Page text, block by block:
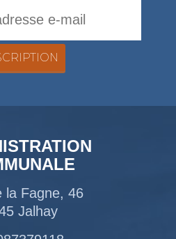
la Fagne, 46
Jalhay